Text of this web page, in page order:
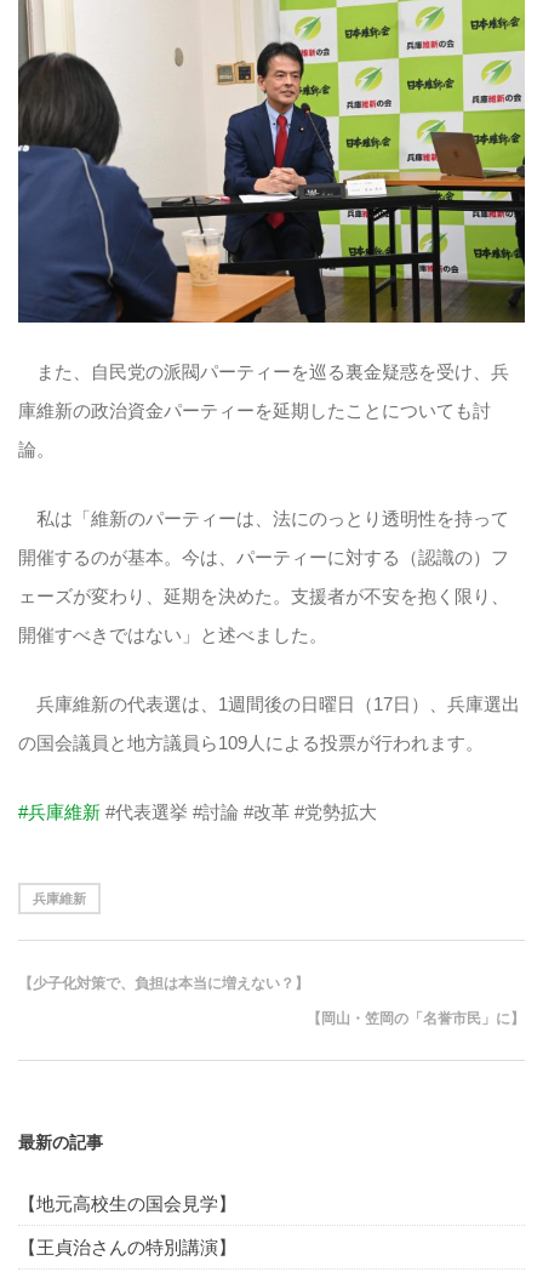
また、自民党の派閥パーティーを巡る裏金疑惑を受け、兵
庫維新の政治資金パーティーを延期したことについても討
論。
私は「維新のパーティーは、法にのっとり透明性を持って
開催するのが基本。今は、パーティーに対する（認識の）フ
ェーズが変わり、延期を決めた。支援者が不安を抱く限り、
開催すべきではない」と述べました。
兵庫維新の代表選は、1週間後の日曜日（17日）、兵庫選出
の国会議員と地方議員ら109人による投票が行われます。
#兵庫維新 #代表選挙 #討論 #改革 #党勢拡大
兵庫維新
【少子化対策で、負担は本当に増えない？】
【岡山・笠岡の「名誉市民」に】
最新の記事
【地元高校生の国会見学】
【王貞治さんの特別講演】